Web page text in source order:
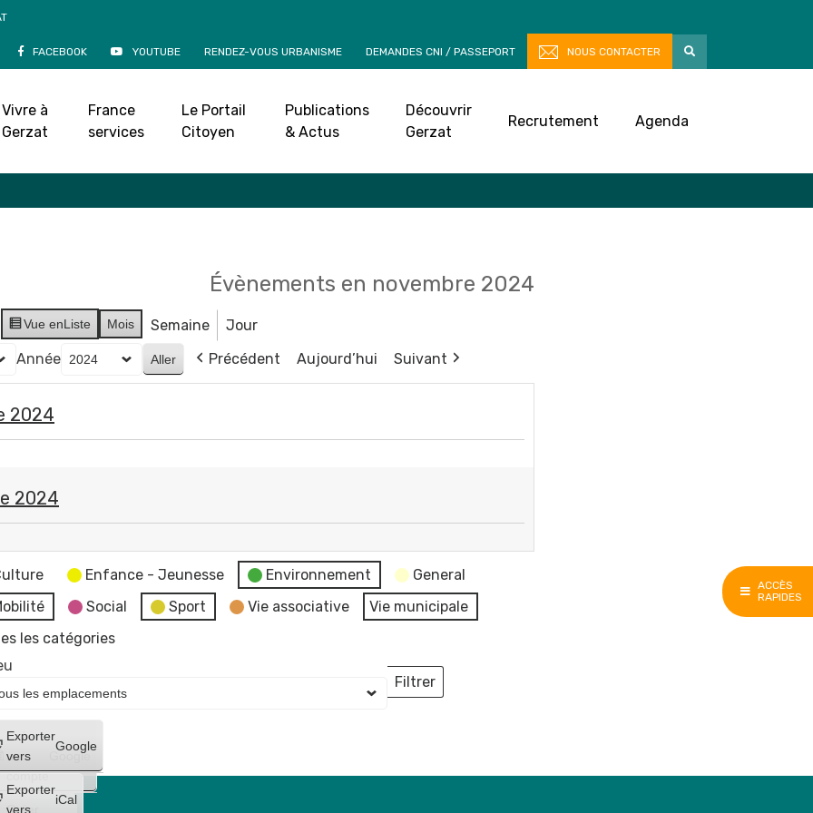
ACCÈS
RAPIDES
FACEBOOK YOUTUBE RENDEZ-VOUS URBANISME DEMANDES CNI / PASSEPORT NOUS CONTACTER
Vivre à
Gerzat
France
services
Le Portail
Citoyen
Publications
& Actus
Découvrir
Gerzat
Recrutement Agenda
Accueil»Agenda
Évènements en novembre 2024
Vue enListe Mois Semaine
Jour
Année Précédent Aujourd’hui Suivant
2024
2024
Enfance - Jeunesse Environnement
General
Social Sport Vie associative
Vie municipale
les catégories
Créer
un
compte
Google
Créer
Exporter
vers
Google
Exporter
vers
iCal
Filtrer
Lieux